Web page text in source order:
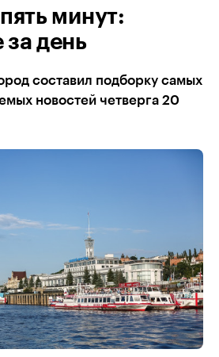
минут:
день
составил подборку самых
новостей четверга 20